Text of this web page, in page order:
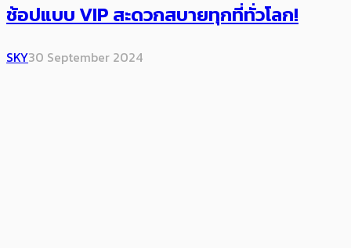
ช้อปแบบ VIP สะดวกสบายทุกที่ทั่วโลก!
SKY30 September 2024